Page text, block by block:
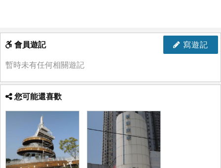
寫遊記
會員遊記
暫時未有任何相關遊記
您可能還喜歡